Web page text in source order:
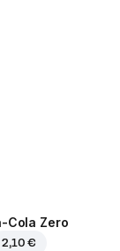
Cola Zero
2,10 €